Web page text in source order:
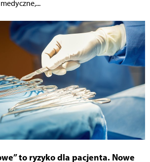
to ryzyko dla pacjenta. Nowe